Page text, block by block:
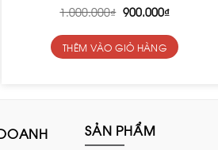
1.000.000₫ Original
price
was:
1.000.000₫.
900.000₫Current
price
is:
900.000₫.
THÊM VÀO GIỎ HÀNG
SẢN PHẨM